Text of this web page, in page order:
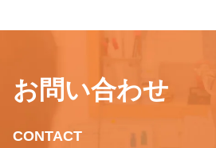
お問い合わせ
CONTACT